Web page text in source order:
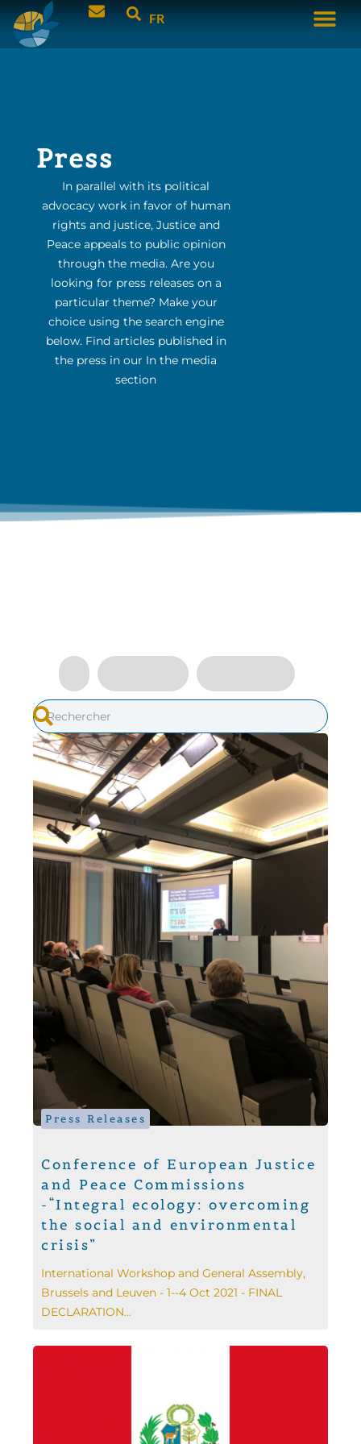
FR
Press
In parallel with its political
advocacy work in favor of human
rights and justice, Justice and
Peace appeals to public opinion
through the media. Are you
looking for press releases on a
particular theme? Make your
choice using the search engine
below. Find articles published in
the press in our In the media
section
Press Releases
Conference of European Justice
and Peace Commissions
-“Integral ecology: overcoming
the social and environmental
crisis”
International Workshop and General Assembly,
Brussels and Leuven - 1--4 Oct 2021 - FINAL
DECLARATION...